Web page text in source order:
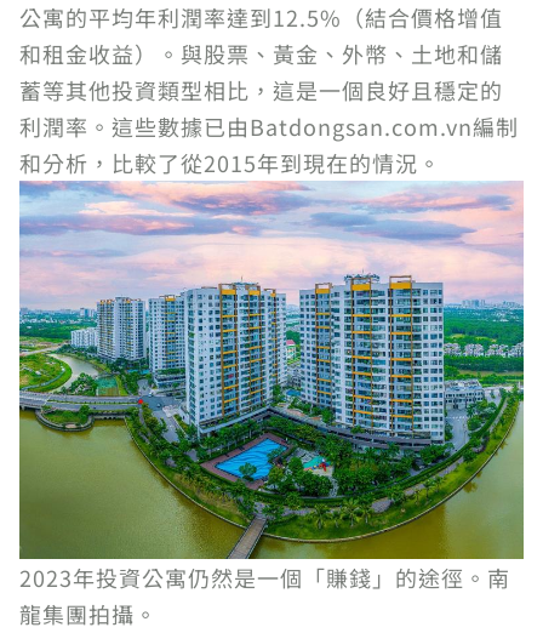
公寓的平均年利潤率達到12.5%（結合價格增值
和租金收益）。與股票、黃金、外幣、土地和儲
蓄等其他投資類型相比，這是一個良好且穩定的
利潤率。這些數據已由Batdongsan.com.vn編制
和分析，比較了從2015年到現在的情況。
2023年投資公寓仍然是一個「賺錢」的途徑。南
龍集團拍攝。